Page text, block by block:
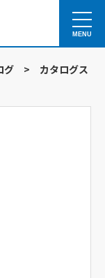
MENU
グ >
カタログス